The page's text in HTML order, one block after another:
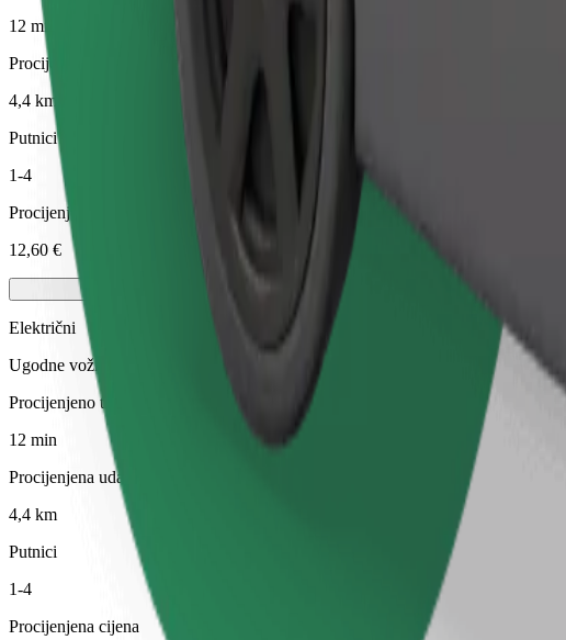
12 min
Procijenjena udaljenost
4,4 km
Putnici
1-4
Procijenjena cijena
12,60 €
Električni
Ugodne vožnje u električnim vozilima
Procijenjeno trajanje putovanja
12 min
Procijenjena udaljenost
4,4 km
Putnici
1-4
Procijenjena cijena